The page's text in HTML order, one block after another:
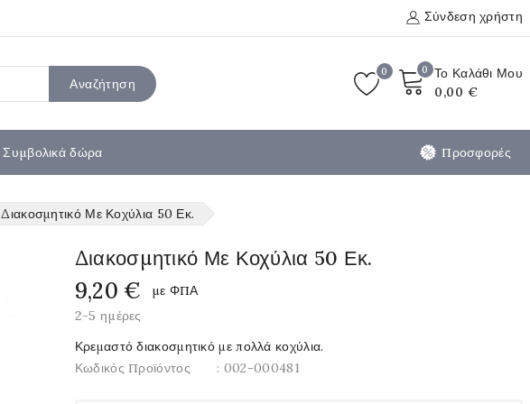
Σύνδεση χρήστη
0 Το Καλάθι Μου
0,00 €
Αναζήτηση
0
Συμβολικά δώρα Προσφορές
Διακοσμητικό Με Κοχύλια 50 Εκ.
Διακοσμητικό Με Κοχύλια 50 Εκ.
9,20 €
με ΦΠΑ
2-5 ημέρες
Κρεμαστό διακοσμητικό με πολλά κοχύλια.
Κωδικός Προϊόντος
: 002-000481